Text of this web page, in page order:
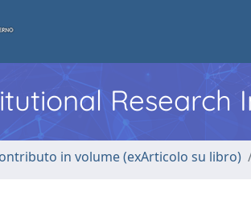
Research
in volume (exArticolo su libro)